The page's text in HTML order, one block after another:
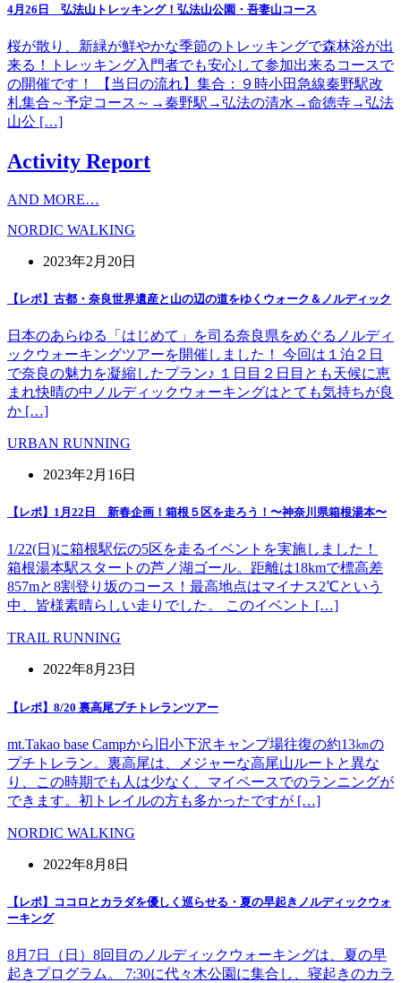
4月26日 弘法山トレッキング！弘法山公園・吾妻山コース
桜が散り、新緑が鮮やかな季節のトレッキングで森林浴が出
来る！トレッキング入門者でも安心して参加出来るコースで
の開催です！ 【当日の流れ】集合：９時小田急線秦野駅改
札集合～予定コース～→秦野駅→弘法の清水→命徳寺→弘法
山公 […]
Activity Report
AND MORE…
NORDIC WALKING
2023年2月20日
【レポ】古都・奈良世界遺産と山の辺の道をゆくウォーク＆ノルディック
日本のあらゆる「はじめて」を司る奈良県をめぐるノルディ
ックウォーキングツアーを開催しました！ 今回は１泊２日
で奈良の魅力を凝縮したプラン♪ １日目２日目とも天候に恵
まれ快晴の中ノルディックウォーキングはとても気持ちが良
か […]
URBAN RUNNING
2023年2月16日
【レポ】1月22日 新春企画！箱根５区を走ろう！〜神奈川県箱根湯本〜
1/22(日)に箱根駅伝の5区を走るイベントを実施しました！
箱根湯本駅スタートの芦ノ湖ゴール。距離は18kmで標高差
857mと8割登り坂のコース！最高地点はマイナス2℃という
中、皆様素晴らしい走りでした。 このイベント […]
TRAIL RUNNING
2022年8月23日
【レポ】8/20 裏高尾プチトレランツアー
mt.Takao base Campから旧小下沢キャンプ場往復の約13㎞の
プチトレラン。裏高尾は、メジャーな高尾山ルートと異な
り、この時期でも人は少なく、マイペースでのランニングが
できます。初トレイルの方も多かったですが […]
NORDIC WALKING
2022年8月8日
【レポ】ココロとカラダを優しく巡らせる・夏の早起きノルディックウォ
ーキング
8月7日（日）8回目のノルディックウォーキングは、夏の早
起きプログラム。 7:30に代々木公園に集合し、寝起きのカラ